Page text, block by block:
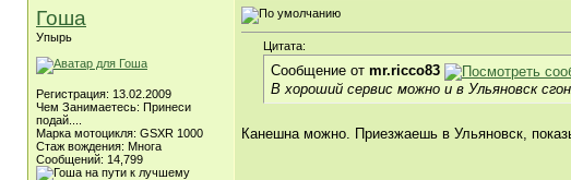
Гоша
Упырь
Регистрация: 13.02.2009
Чем Занимаетесь: Принеси
подай....
Марка мотоцикля: GSXR 1000
Стаж вождения: Многа
Сообщений: 14,799
Цитата:
Сообщение от mr.ricco83
В хороший сервис можно и в Ульяновск
Канешна можно. Приезжаешь в Ульяновск,